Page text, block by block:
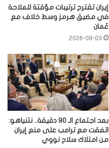
إيران تقترح ترتيبات مؤقتة للملاحة
في مضيق هرمز وسط خلاف مع
عُمان
2026-08-03
بعد اجتماع الـ 90 دقيقة.. نتنياهو:
اتفقت مع ترامب على منع إيران
من امتلاك سلاح نووي